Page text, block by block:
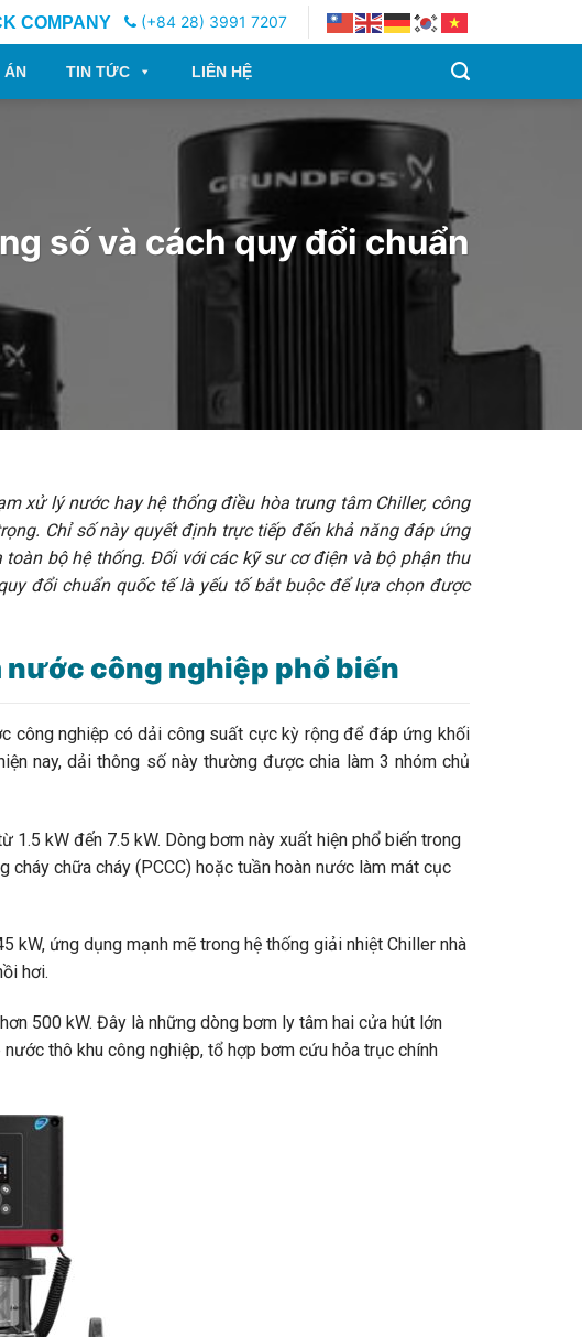
COMPANY (+84 28) 3991 7207
ÁN TIN TỨC LIÊN HỆ
số và cách quy đổi chuẩn
xử lý nước hay hệ thống điều hòa trung tâm Chiller, công
Chỉ số này quyết định trực tiếp đến khả năng đáp ứng
bộ hệ thống. Đối với các kỹ sư cơ điện và bộ phận thu
đổi chuẩn quốc tế là yếu tố bắt buộc để lựa chọn được
nước công nghiệp phổ biến
công nghiệp có dải công suất cực kỳ rộng để đáp ứng khối
nay, dải thông số này thường được chia làm 3 nhóm chủ
kW đến 7.5 kW. Dòng bơm này xuất hiện phổ biến trong
chữa cháy (PCCC) hoặc tuần hoàn nước làm mát cục
ứng dụng mạnh mẽ trong hệ thống giải nhiệt Chiller nhà
hơi.
500 kW. Đây là những dòng bơm ly tâm hai cửa hút lớn
thô khu công nghiệp, tổ hợp bơm cứu hỏa trục chính